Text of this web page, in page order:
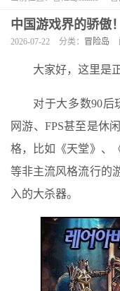
中国游戏界的骄傲
2026-07-22 分类： 冒险岛
大家好，这里是
对于大多数90后
网游、FPS甚至是休
格，比如《天堂》、
等非主流风格流行的
入的大杀器。